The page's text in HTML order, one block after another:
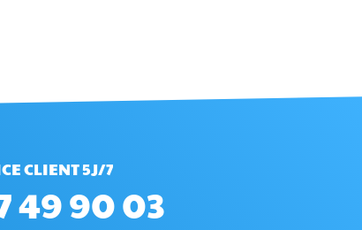
CLIENT 5J/7
49 90 03